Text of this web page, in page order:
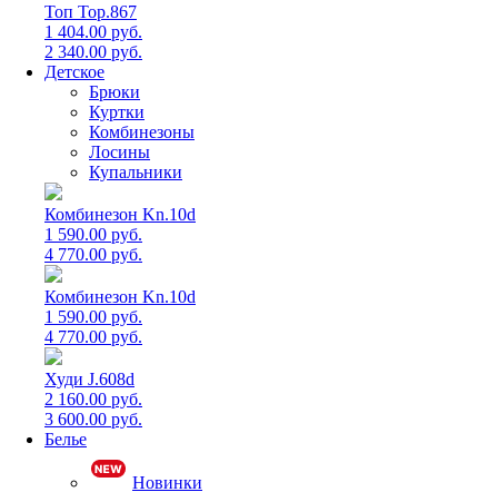
Топ Top.867
1 404.00 руб.
2 340.00 руб.
Детское
Брюки
Куртки
Комбинезоны
Лосины
Купальники
Комбинезон Kn.10d
1 590.00 руб.
4 770.00 руб.
Комбинезон Kn.10d
1 590.00 руб.
4 770.00 руб.
Худи J.608d
2 160.00 руб.
3 600.00 руб.
Белье
Новинки